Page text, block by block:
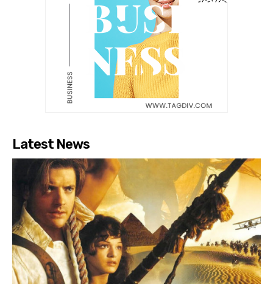
Latest News